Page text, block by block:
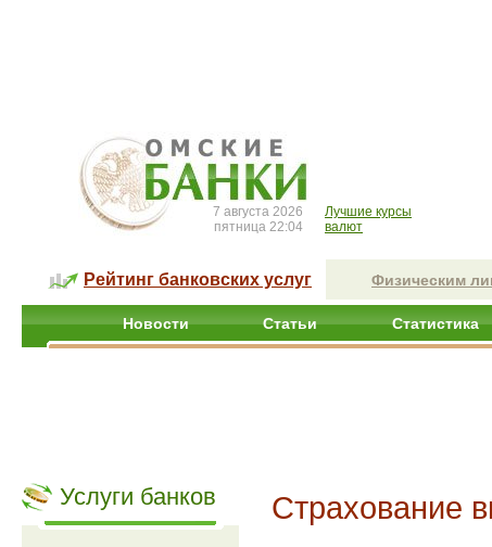
7 августа 2026
пятница 22:04
Лучшие курсы
валют
Рейтинг банковских услуг Физическим
Новости Статьи Статистика
Услуги банков Страхование